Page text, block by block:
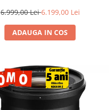
6.999,00 Lei6.199,00 Lei
ADAUGA IN COS